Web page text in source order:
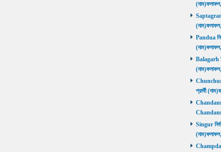
Saptagram
Pandua
Balagarh
Chunchura
প্রার্থী
Singur